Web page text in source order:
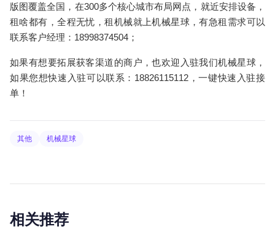
版图覆盖全国，在300多个核心城市布局网点，就近安排设备，
租啥都有，全程无忧，租机械就上机械星球，有急租需求可以
联系客户经理：18998374504；
如果有想要拓展获客渠道的商户，也欢迎入驻我们机械星球，
如果您想快速入驻可以联系：18826115112，一键快速入驻接
单！
其他 机械星球
相关推荐